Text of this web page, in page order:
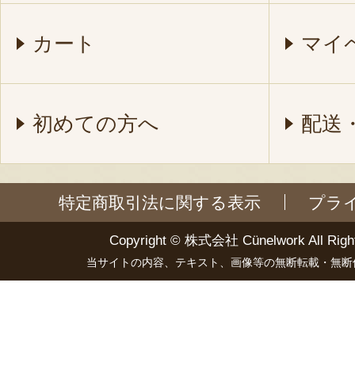
カート マイ
初めての方へ 配送
特定商取引法に関する表示 プラ
Copyright © 株式会社 Cünelwork All
当サイトの内容、テキスト、画像等の無断転載・無